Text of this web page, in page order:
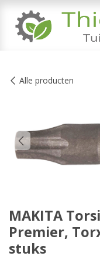
Alle producten
MAKITA
Premier,
stuks